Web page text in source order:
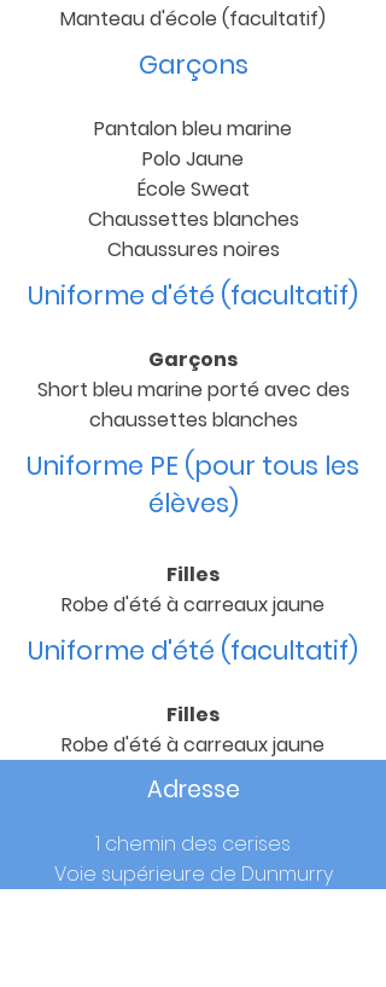
Manteau d'école (facultatif)
Garçons
Pantalon bleu marine
Polo Jaune
École Sweat
Chaussettes blanches
Chaussures noires
Uniforme d'été (facultatif)
Garçons
Short bleu marine porté avec des
chaussettes blanches
Uniforme PE (pour tous les
élèves)
Filles
Robe d'été à carreaux jaune
Uniforme d'été (facultatif)
Filles
Robe d'été à carreaux jaune
Adresse
1 chemin des cerises
Voie supérieure de Dunmurry